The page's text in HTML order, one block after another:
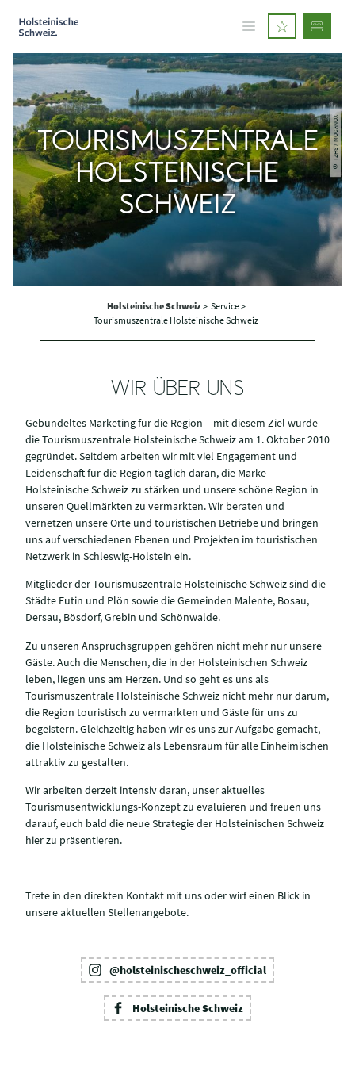
© TZHS / MOCANOX
TOURISMUSZENTRALE
HOLSTEINISCHE
SCHWEIZ
Holsteinische Schweiz> Service >
Tourismuszentrale Holsteinische Schweiz
WIR ÜBER UNS
Gebündeltes Marketing für die Region – mit diesem Ziel wurde
die Tourismuszentrale Holsteinische Schweiz am 1. Oktober 2010
gegründet. Seitdem arbeiten wir mit viel Engagement und
Leidenschaft für die Region täglich daran, die Marke
Holsteinische Schweiz zu stärken und unsere schöne Region in
unseren Quellmärkten zu vermarkten. Wir beraten und
vernetzen unsere Orte und touristischen Betriebe und bringen
uns auf verschiedenen Ebenen und Projekten im touristischen
Netzwerk in Schleswig-Holstein ein.
Mitglieder der Tourismuszentrale Holsteinische Schweiz sind die
Städte Eutin und Plön sowie die Gemeinden Malente, Bosau,
Dersau, Bösdorf, Grebin und Schönwalde.
Zu unseren Anspruchsgruppen gehören nicht mehr nur unsere
Gäste. Auch die Menschen, die in der Holsteinischen Schweiz
leben, liegen uns am Herzen. Und so geht es uns als
Tourismuszentrale Holsteinische Schweiz nicht mehr nur darum,
die Region touristisch zu vermarkten und Gäste für uns zu
begeistern. Gleichzeitig haben wir es uns zur Aufgabe gemacht,
die Holsteinische Schweiz als Lebensraum für alle Einheimischen
attraktiv zu gestalten.
Wir arbeiten derzeit intensiv daran, unser aktuelles
Tourismusentwicklungs-Konzept zu evaluieren und freuen uns
darauf, euch bald die neue Strategie der Holsteinischen Schweiz
hier zu präsentieren.
Trete in den direkten Kontakt mit uns oder wirf einen Blick in
unsere aktuellen Stellenangebote.
@holsteinischeschweiz_official
Holsteinische Schweiz